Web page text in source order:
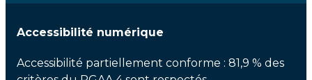
Accessibilité numérique
Accessibilité partiellement conforme : 81,9 % des